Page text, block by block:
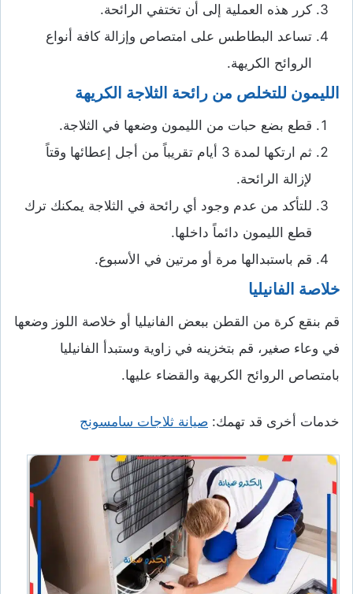
كرر هذه العملية إلى أن تختفي الرائحة.
تساعد البطاطس على امتصاص وإزالة كافة أنواع
الروائح الكريهة.
الليمون للتخلص من رائحة الثلاجة الكريهة
قطع بضع حبات من الليمون وضعها في الثلاجة.
ثم ارتكها لمدة 3 أيام تقريباً من أجل إعطائها وقتاً
لإزالة الرائحة.
للتأكد من عدم وجود أي رائحة في الثلاجة يمكنك ترك
قطع الليمون دائماً داخلها.
قم باستبدالها مرة أو مرتين في الأسبوع.
خلاصة الفانيليا
قم بنقع كرة من القطن ببعض الفانيليا أو خلاصة اللوز وضعها
في وعاء صغير، قم بتخزينه في زاوية وستبدأ الفانيليا
بامتصاص الروائح الكريهة والقضاء عليها.
خدمات أخرى قد تهمك: صيانة ثلاجات سامسونج